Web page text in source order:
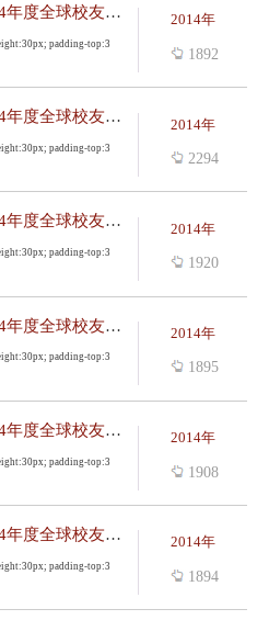
2014年
1892
南京大学2014年度全球校友工作会议纪要——学生就业创业指导中心高...
{ line-height:30px; padding-top:3
2014年
2294
南京大学2014年度全球校友工作会议纪要——校发展委员会张晓东主任...
{ line-height:30px; padding-top:3
2014年
1920
南京大学2014年度全球校友工作会议纪要——纽约校友会会长谢晓莉校...
{ line-height:30px; padding-top:3
2014年
1895
南京大学2014年度全球校友工作会议纪要——深圳校友会会长唐勇校友...
{ line-height:30px; padding-top:3
2014年
1908
南京大学2014年度全球校友工作会议纪要——上海校友会会长赵普校友...
{ line-height:30px; padding-top:3
2014年
1894
南京大学2014年度全球校友工作会议纪要——福建校友会会长姚元根校...
{ line-height:30px; padding-top:3